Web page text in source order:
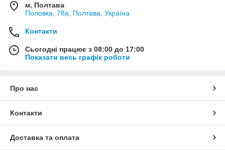
м. Полтава
Половка, 78а, Полтава, Україна
Контакти
Сьогодні працює з 08:00 до 17:00
Показати весь графік роботи
Про нас
Контакти
Доставка та оплата